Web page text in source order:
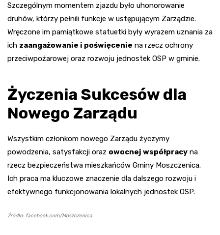
Szczególnym momentem zjazdu było uhonorowanie
druhów, którzy pełnili funkcje w ustępującym Zarządzie.
Wręczone im pamiątkowe statuetki były wyrazem uznania za
ich zaangażowanie i poświęcenie na rzecz ochrony
przeciwpożarowej oraz rozwoju jednostek OSP w gminie.
Życzenia Sukcesów dla
Nowego Zarządu
Wszystkim członkom nowego Zarządu życzymy
powodzenia, satysfakcji oraz owocnej współpracy na
rzecz bezpieczeństwa mieszkańców Gminy Moszczenica.
Ich praca ma kluczowe znaczenie dla dalszego rozwoju i
efektywnego funkcjonowania lokalnych jednostek OSP.
Źródło: facebook.com/Moszczenica